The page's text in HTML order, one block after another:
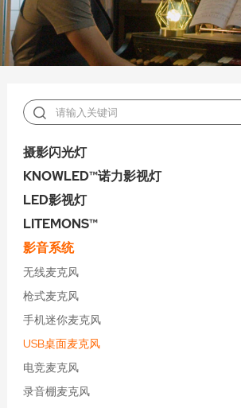
摄影闪光灯
KNOWLED™诺力影视灯
LED影视灯
LITEMONS™
影音系统
无线麦克风
枪式麦克风
手机迷你麦克风
USB桌面麦克风
电竞麦克风
录音棚麦克风